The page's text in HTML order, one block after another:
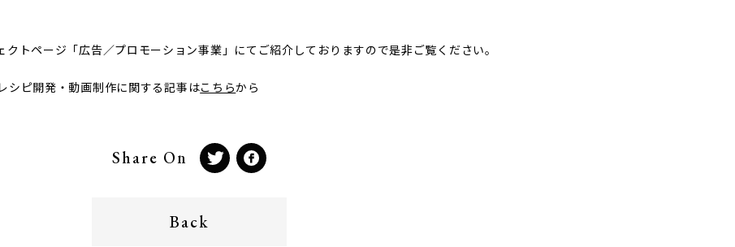
トページ「広告／プロモーション事業」にてご紹介しておりますので是非ご覧ください。
シピ開発・動画制作に関する記事はこちらから
Share On
Back